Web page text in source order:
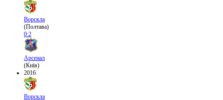
Ворскла
(Полтава)
0:2
Арсенал
(Київ)
2016
Ворскла